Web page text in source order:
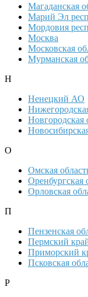
Магаданская
Марий Эл
Мордовия
Москва
Московская
Мурманская
Н
Ненецкий АО
Новгородская
О
Омская
Оренбургская
Орловская
П
Пензенская
Пермский
Приморский
Псковская
Р